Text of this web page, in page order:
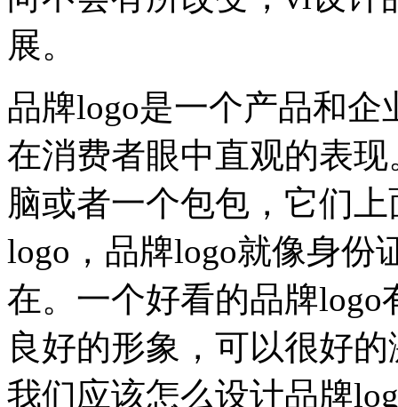
展。
品牌logo是一个产品和
在消费者眼中直观的表
脑或者一个包包，它们
logo，品牌logo就像身份
在。一个好看的品牌
良好的形象，可以很好
我们应该怎么设计品牌